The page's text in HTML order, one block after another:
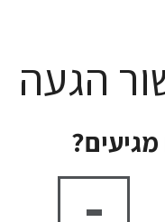
הגעה
-